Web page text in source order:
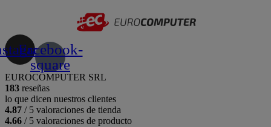
Facebook-
square
EUROCOMPUTER SRL
183 reseñas
lo que dicen nuestros clientes
4.87 / 5 valoraciones de tienda
4.66 / 5 valoraciones de producto